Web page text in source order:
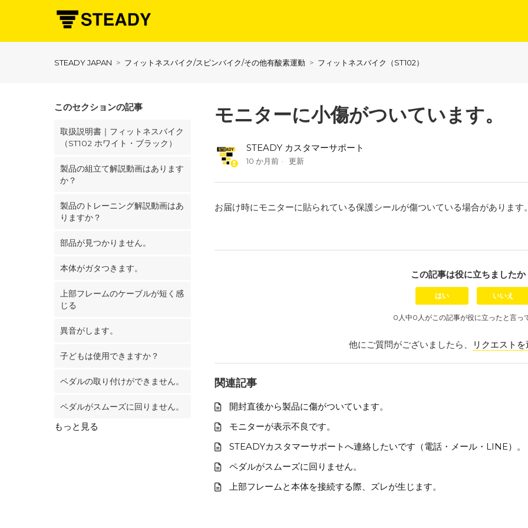
STEADY JAPAN フィットネスバイク/スピンバイク/その他有酸素運動 フィットネスバイク（ST102）
このセクションの記事
取扱説明書｜フィットネスバイク
（ST102 ホワイト・ブラック）
製品の組立て解説動画はあります
か？
製品のトレーニング解説動画はあ
りますか？
部品が見つかりません。
本体がガタつきます。
上部フレームのケーブルが短く感
じる
異音がします。
子どもは使用できますか？
ペダルの取り付けができません。
ペダルがスムーズに回りません。
もっと見る
モニターに小傷がついています。
STEADY カスタマーサポート
10 か月前 更新
お届け時にモニターに貼られている保護シールが傷ついている場合があります
この記事は役に立ちましたか
はい いいえ
0人中0人がこの記事が役に立ったと言っ
他にご質問がございましたら、 リクエスト
関連記事
開封直後から製品に傷がついています。
モニターが表示不良です。
STEADYカスタマーサポートへ連絡したいです（電話・メール・LINE）。
ペダルがスムーズに回りません。
上部フレームと本体を接続する際、ズレが生じます。